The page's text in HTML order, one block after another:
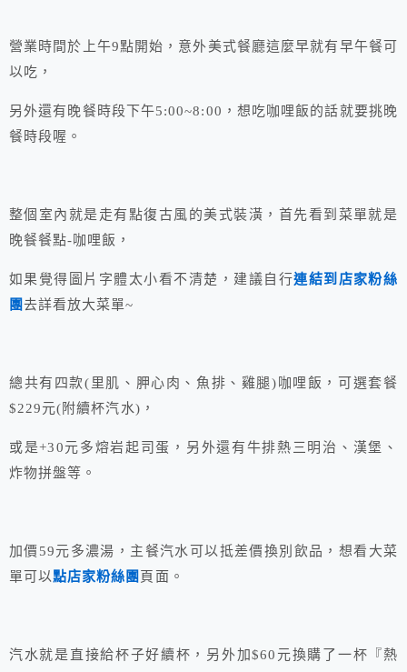
營業時間於上午9點開始，意外美式餐廳這麼早就有早午餐可
以吃，
另外還有晚餐時段下午5:00~8:00，想吃咖哩飯的話就要挑晚
餐時段喔。
整個室內就是走有點復古風的美式裝潢，首先看到菜單就是
晚餐餐點-咖哩飯，
如果覺得圖片字體太小看不清楚，建議自行連結到店家粉絲
團去詳看放大菜單~
總共有四款(里肌、胛心肉、魚排、雞腿)咖哩飯，可選套餐
$229元(附續杯汽水)，
或是+30元多熔岩起司蛋，另外還有牛排熱三明治、漢堡、
炸物拼盤等。
加價59元多濃湯，主餐汽水可以抵差價換別飲品，想看大菜
單可以點店家粉絲團 頁面。
汽水就是直接給杯子好續杯，另外加$60元換購了一杯『熱